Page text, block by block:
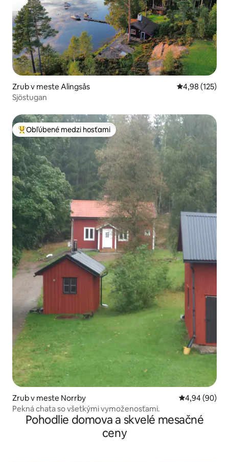
Zrub v meste Alingsås Priemerné
4,98 (125)
Sjöstugan
Najobľúbenejšie medzi hosťami
Obľúbené medzi hosťami
Zrub v meste Norrby Priemerné
4,94 (90)
Pekná chata so všetkými vymoženosťami.
Pohodlie domova a skvelé mesačné
ceny